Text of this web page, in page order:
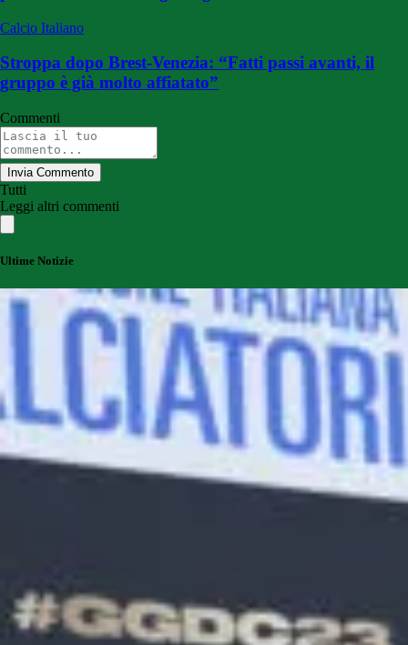
Calcio Italiano
Stroppa dopo Brest-Venezia: “Fatti passi avanti, il
gruppo è già molto affiatato”
Commenti
Invia Commento
Tutti
Leggi altri commenti
Ultime Notizie